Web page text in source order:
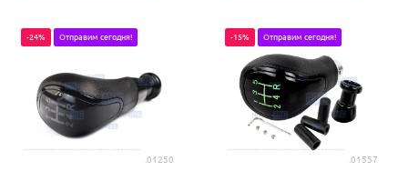
.01250
-24% Отправим сегодня!
.01557
-15% Отправим сегодня!